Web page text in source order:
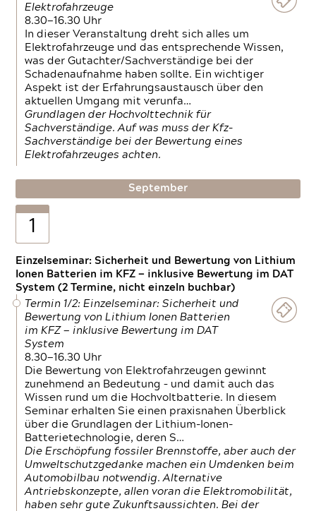
Elektrofahrzeuge
8.30—16.30 Uhr
In dieser Veranstaltung dreht sich alles um
Elektrofahrzeuge und das entsprechende Wissen,
was der Gutachter/Sachverständige bei der
Schadenaufnahme haben sollte. Ein wichtiger
Aspekt ist der Erfahrungsaustausch über den
aktuellen Umgang mit verunfa…
Grundlagen der Hochvolttechnik für
Sachverständige. Auf was muss der Kfz-
Sachverständige bei der Bewertung eines
Elektrofahrzeuges achten.
September
1
Einzelseminar: Sicherheit und Bewertung von Lithium
Ionen Batterien im KFZ — inklusive Bewertung im DAT
System (2 Termine, nicht einzeln buchbar)
Termin 1/2: Einzelseminar: Sicherheit und
Bewertung von Lithium Ionen Batterien
im KFZ — inklusive Bewertung im DAT
System
8.30—16.30 Uhr
Die Bewertung von Elektrofahrzeugen gewinnt
zunehmend an Bedeutung – und damit auch das
Wissen rund um die Hochvoltbatterie. In diesem
Seminar erhalten Sie einen praxisnahen Überblick
über die Grundlagen der Lithium-Ionen-
Batterietechnologie, deren S…
Die Erschöpfung fossiler Brennstoffe, aber auch der
Umweltschutzgedanke machen ein Umdenken beim
Automobilbau notwendig. Alternative
Antriebskonzepte, allen voran die Elektromobilität,
haben sehr gute Zukunftsaussichten. Bei der